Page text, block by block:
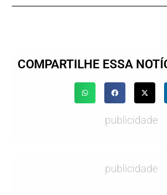
COMPARTILHE ESSA
publicidade
publicidade